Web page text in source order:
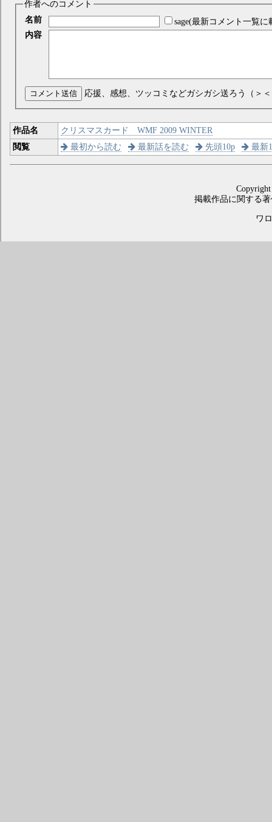
作者へのコメント
名前
sage(最新コメント一覧に
内容
コメント送信 応援、感想、ツッコミなどガシガシ送ろう（＞
作品名
クリスマスカード WMF 2009 WINTER
閲覧
最初から読む 最新話を読む 先頭10p 最新
掲載作品に関する
ワ